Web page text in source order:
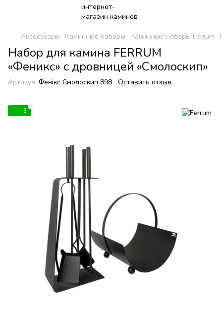
Аксессуары Каминные наборы Каминные наборы Ferrum
Набор для камина FERRUM
«Феникс» с дровницей «Смолоскип»
Артикул: Фенікс Смолоскип 898 Оставить отзыв
3